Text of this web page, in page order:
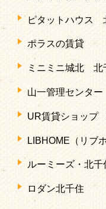
ピタットハウス
ポラスの賃貸
ミニミニ城北 北
山一管理センタ
UR賃貸ショップ
LIBHOME（リブ
ルーミーズ・北千
ロダン北千住